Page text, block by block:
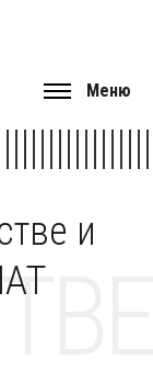
Меню
и